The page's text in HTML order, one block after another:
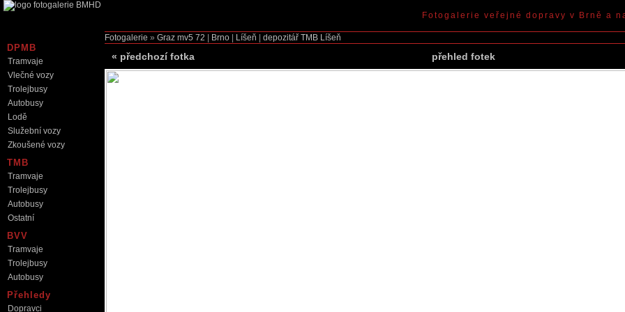
Fotogalerie » Graz mv5 72 Brno Líšeň depozitář TMB Líšeň
« předchozí fotka přehled fotek
DPMB
Tramvaje
Vlečné vozy
Trolejbusy
Autobusy
Lodě
Služební vozy
Zkoušené vozy
TMB
Tramvaje
Trolejbusy
Autobusy
Ostatní
BVV
Tramvaje
Trolejbusy
Autobusy
Přehledy
Dopravci
Fotogalerie veřejné dopravy v Brně a